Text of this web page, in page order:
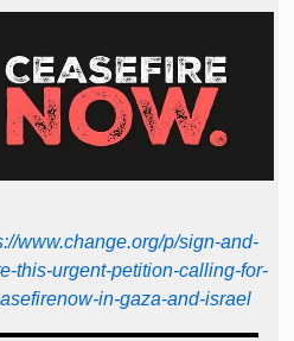
www.change.org/p/sign-and-
this-urgent-petition-calling-for-
in-gaza-and-israel